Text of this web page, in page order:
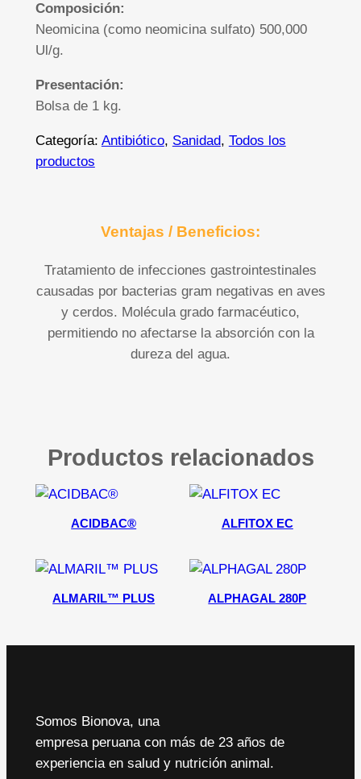
Composición:
Neomicina (como neomicina sulfato) 500,000
Ul/g.
Presentación:
Bolsa de 1 kg.
Categoría: Antibiótico, Sanidad, Todos los
productos
Ventajas / Beneficios:
Tratamiento de infecciones gastrointestinales
causadas por bacterias gram negativas en aves
y cerdos. Molécula grado farmacéutico,
permitiendo no afectarse la absorción con la
dureza del agua.
Productos relacionados
ACIDBAC® ALFITOX EC
ALMARIL™ PLUS ALPHAGAL 280P
Somos Bionova, una
empresa peruana con más de 23 años de
experiencia en salud y nutrición animal.